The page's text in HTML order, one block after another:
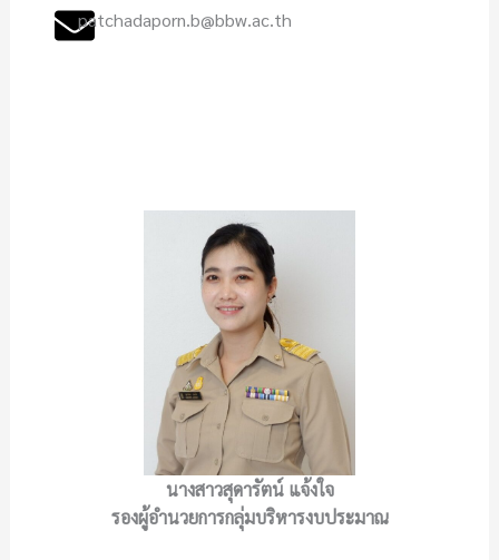
patchadaporn.b@bbw.ac.th
นางสาวสุดารัตน์ แจ้งใจ
รองผู้อำนวยการกลุ่มบริหารงบประมาณ